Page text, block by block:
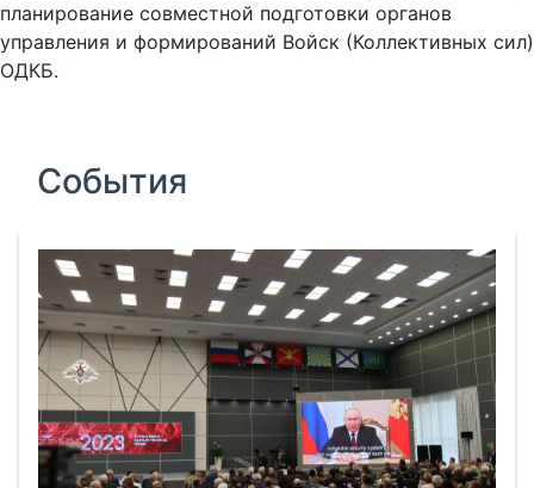
планирование совместной подготовки органов
управления и формирований Войск (Коллективных сил)
ОДКБ.
События